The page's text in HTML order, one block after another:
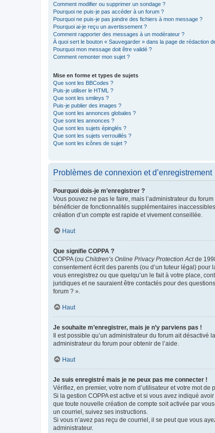
Comment modifier ou supprimer un sondage ?
Pourquoi ne puis-je pas accéder à un forum ?
Pourquoi ne puis-je pas joindre des fichiers à mon message ?
Pourquoi ai-je reçu un avertissement ?
Comment rapporter des messages à un modérateur ?
À quoi sert le bouton « Sauvegarder » dans la page de rédaction
Pourquoi mon message doit être validé ?
Comment remonter mon sujet ?
Mise en forme et types de sujets
Que sont les BBCodes ?
Puis-je utiliser le HTML ?
Que sont les smileys ?
Puis-je publier des images ?
Que sont les annonces globales ?
Que sont les annonces ?
Que sont les sujets épinglés ?
Que sont les sujets verrouillés ?
Que sont les icônes de sujet ?
Problèmes de connexion et d’enregistrement
Pourquoi dois-je m’enregistrer ?
Vous pouvez ne pas le faire, mais l’administrateur du
bénéficier de fonctionnalités supplémentaires
création d’un compte est rapide et vivement conseillée.
Haut
Que signifie COPPA ?
COPPA (ou Children’s Online Privacy Protection Actde
consentement écrit des parents (ou d’un tuteur légal)
vous enregistrez ou que quelqu’un le fait à votre place,
juridiques et ne sauraient être contactés pour des
forum ? ».
Haut
Je souhaite m’enregistrer, mais je n’y parviens pas !
Il est possible qu’un administrateur du forum ait
administrateur du forum pour obtenir de l’aide.
Haut
Je suis enregistré mais je ne peux pas me connecter !
Vérifiez, en premier, votre nom d’utilisateur et votre mot de
Si la gestion COPPA est active et si vous avez indiqué
que toute nouvelle création de compte soit activée par
un courriel, suivez ses instructions.
Si vous n’avez pas reçu de courriel, il se peut que vous
administrateur.